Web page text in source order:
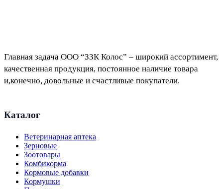
Главная задача ООО “ЗЗК Колос” – широкий ассортимент,
качественная продукция, постоянное наличие товара
и,конечно, довольные и счастливые покупатели.
Каталог
Ветеринарная аптека
Зерновые
Зоотовары
Комбикорма
Кормовые добавки
Кормушки